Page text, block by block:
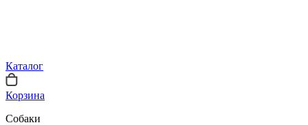
Каталог
Корзина
Собаки